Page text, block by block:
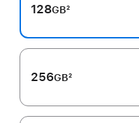
128GB2
256GB2